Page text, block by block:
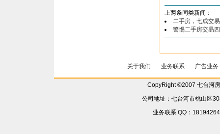
上两条同类新闻：
二手房，七成交易
警惕二手房交易
关于我们 业务联系 广告业务
CopyRight ©2007 七台河
公司地址：七台河市桃山区
业务联系 QQ：